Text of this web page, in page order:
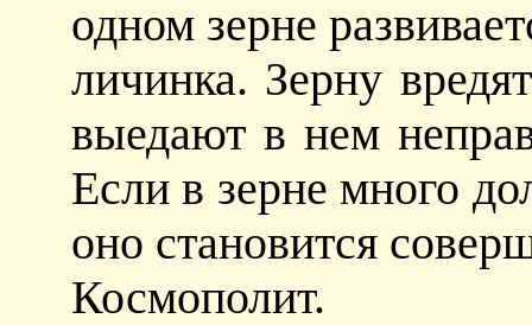
одном зерне
личинка. Зерну
выедают в нем
Если в зерне много
оно становится
Космополит.